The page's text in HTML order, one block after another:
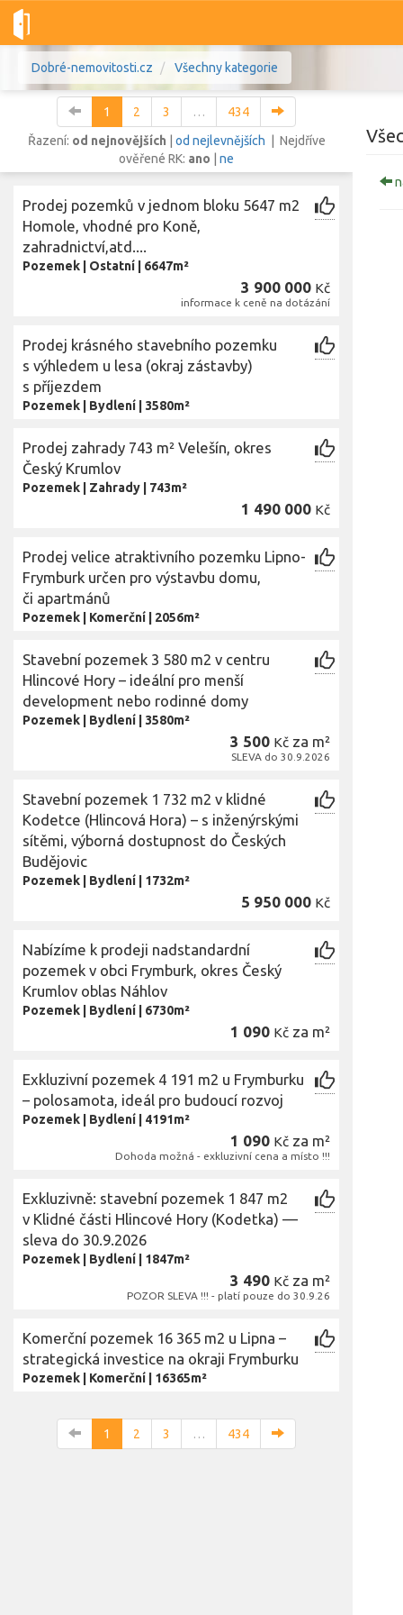
Dobré-nemovitosti.cz Všechny kategorie
Lokalita
Lokalita
Cena
1 2 3 …
434
Řazení: od nejnovějších od nejlevnějších | Nejdříve
ověřené RK: ano ne
Prodej pozemků v jednom bloku 5647 m2
Homole, vhodné pro Koně,
zahradnictví,atd....
Pozemek Ostatní 6647m²
3 900 000 Kč
informace k ceně na dotázání
Prodej krásného stavebního pozemku
s výhledem u lesa (okraj zástavby)
s příjezdem
Pozemek Bydlení 3580m²
Prodej zahrady 743 m² Velešín, okres
Český Krumlov
Pozemek Zahrady 743m²
1 490 000 Kč
Prodej velice atraktivního pozemku Lipno-
Frymburk určen pro výstavbu domu,
či apartmánů
Pozemek Komerční 2056m²
Stavební pozemek 3 580 m2 v centru
Hlincové Hory – ideální pro menší
development nebo rodinné domy
Pozemek Bydlení 3580m²
3 500 Kč za m²
SLEVA do 30.9.2026
Stavební pozemek 1 732 m2 v klidné
Kodetce (Hlincová Hora) – s inženýrskými
sítěmi, výborná dostupnost do Českých
Budějovic
Pozemek Bydlení 1732m²
5 950 000 Kč
Nabízíme k prodeji nadstandardní
pozemek v obci Frymburk, okres Český
Krumlov oblas Náhlov
Pozemek Bydlení 6730m²
1 090 Kč za m²
Exkluzivní pozemek 4 191 m2 u Frymburku
– polosamota, ideál pro budoucí rozvoj
Pozemek Bydlení 4191m²
1 090 Kč za m²
Dohoda možná - exkluzivní cena a místo !!!
Exkluzivně: stavební pozemek 1 847 m2
v Klidné části Hlincové Hory (Kodetka) —
sleva do 30.9.2026
Pozemek Bydlení 1847m²
3 490 Kč za m²
POZOR SLEVA !!! - platí pouze do 30.9.26
Komerční pozemek 16 365 m2 u Lipna –
strategická investice na okraji Frymburku
Pozemek Komerční 16365m²
1 2 3 … 434